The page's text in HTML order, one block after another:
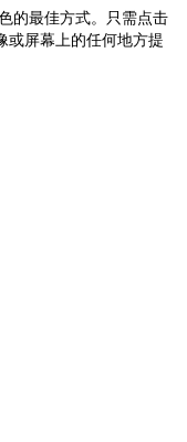
的最佳方式。只需点击
或屏幕上的任何地方提